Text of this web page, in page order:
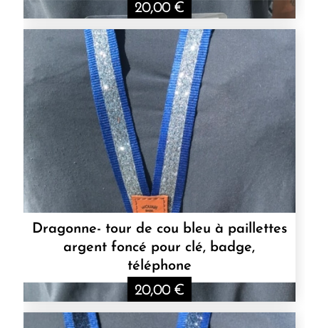
20,00 €
Dragonne- tour de cou bleu à paillettes
argent foncé pour clé, badge,
téléphone
20,00 €